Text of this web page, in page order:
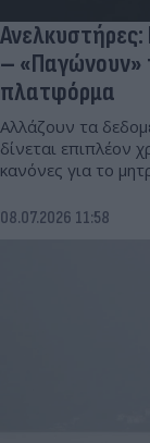
– «Παγώνουν»
πλατφόρμα
Αλλάζουν τα
δίνεται επιπλέον
κανόνες για το
08.07.2026 11:58